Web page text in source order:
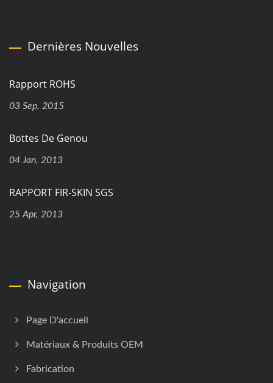
Dernières Nouvelles
Rapport ROHS
03 Sep, 2015
Bottes De Genou
04 Jan, 2013
RAPPORT FIR-SKIN SGS
25 Apr, 2013
Navigation
Page D'accueil
Matériaux & Produits OEM
Fabrication